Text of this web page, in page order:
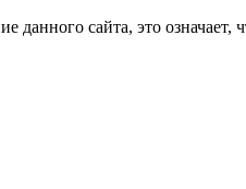
данного сайта, это